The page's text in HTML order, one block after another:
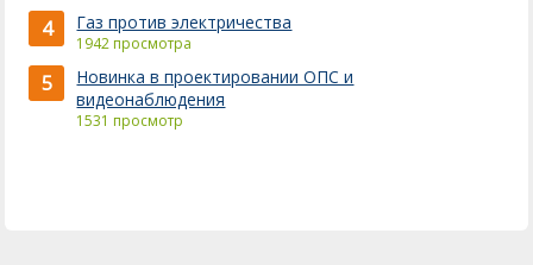
4 Газ против электричества
1942 просмотра
5
Новинка в проектировании ОПС и
видеонаблюдения
1531 просмотр